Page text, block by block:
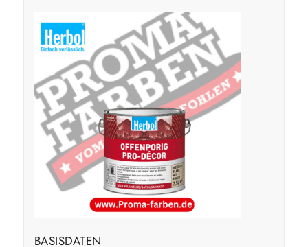
BASISDATEN